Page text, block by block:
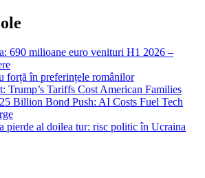
690 milioane euro venituri H1 2026 –
forță în preferințele românilor
Trump’s Tariffs Cost American Families
Billion Bond Push: AI Costs Fuel Tech
pierde al doilea tur: risc politic în Ucraina